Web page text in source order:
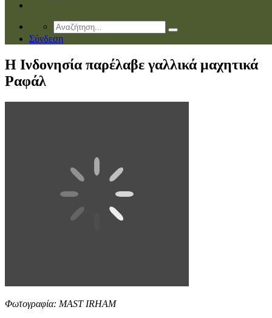
Σύνδεση
Η Ινδονησία παρέλαβε γαλλικά μαχητικά
Ραφάλ
Φωτογραφία: MAST IRHAM